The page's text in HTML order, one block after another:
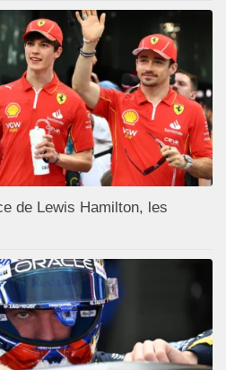
de Lewis Hamilton, les